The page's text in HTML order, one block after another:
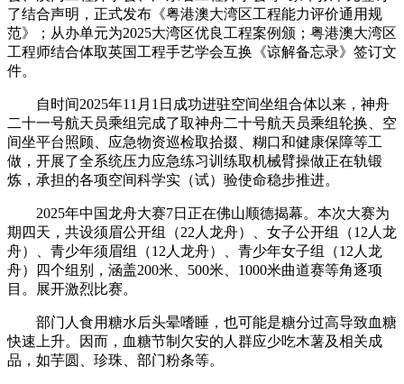
了结合声明，正式发布《粤港澳大湾区工程能力评价通用规
范》；从办单元为2025大湾区优良工程案例颁；粤港澳大湾区
工程师结合体取英国工程手艺学会互换《谅解备忘录》签订文
件。
自时间2025年11月1日成功进驻空间坐组合体以来，神舟
二十一号航天员乘组完成了取神舟二十号航天员乘组轮换、空
间坐平台照顾、应急物资巡检取拾掇、糊口和健康保障等工
做，开展了全系统压力应急练习训练取机械臂操做正在轨锻
炼，承担的各项空间科学实（试）验使命稳步推进。
2025年中国龙舟大赛7日正在佛山顺德揭幕。本次大赛为
期四天，共设须眉公开组（22人龙舟）、女子公开组（12人龙
舟）、青少年须眉组（12人龙舟）、青少年女子组（12人龙
舟）四个组别，涵盖200米、500米、1000米曲道赛等角逐项
目。展开激烈比赛。
部门人食用糖水后头晕嗜睡，也可能是糖分过高导致血糖
快速上升。因而，血糖节制欠安的人群应少吃木薯及相关成
品，如芋圆、珍珠、部门粉条等。